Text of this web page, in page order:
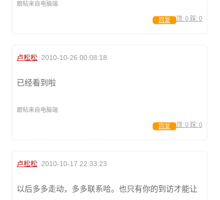
跟帖来自电脑端
顶: 0 踩: 0
回复
卢松松 2010-10-26 00:08:18
已经看到啦
跟帖来自电脑端
顶: 0 踩: 0
回复
卢松松 2010-10-17 22:33:23
以后多多走动，多多联系哈。也只有你的到访才能让